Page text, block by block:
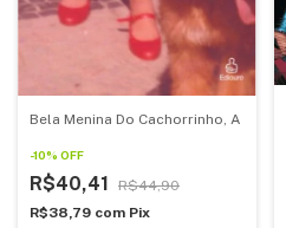
Bela Menina Do Cachorrinho, A
-10% OFF
R$40,41
R$44,90
R$38,79 com Pix